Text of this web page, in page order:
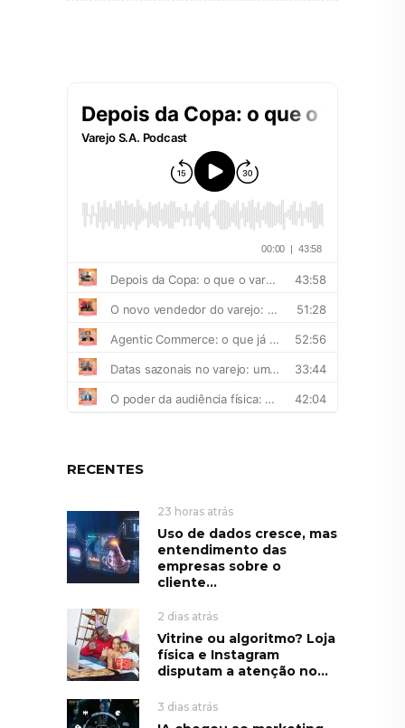
RECENTES
23 horas atrás
Uso de dados cresce, mas
entendimento das
empresas sobre o
cliente...
2 dias atrás
Vitrine ou algoritmo? Loja
física e Instagram
disputam a atenção no...
3 dias atrás